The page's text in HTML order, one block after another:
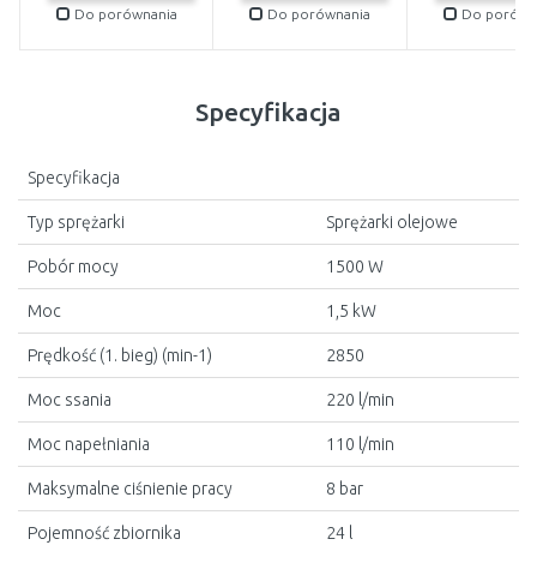
Do porównania Do porównania Do
Specyfikacja
Specyfikacja
Typ sprężarki Sprężarki olejowe
Pobór mocy 1500 W
Moc 1,5 kW
Prędkość (1. bieg) (min-1) 2850
Moc ssania 220 l/min
Moc napełniania 110 l/min
Maksymalne ciśnienie pracy 8 bar
Pojemność zbiornika 24 l